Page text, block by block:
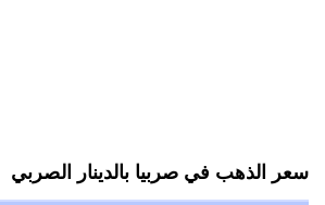
سعر الذهب في صربيا بالدينار الصربي